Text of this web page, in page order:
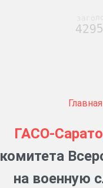
Главная
ГАСО-
комитета
на военную